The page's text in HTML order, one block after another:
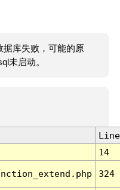
据库失败，可能的原
未启动。
Line
14
324